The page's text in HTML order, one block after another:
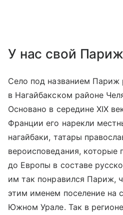
У нас свой Париж
Село под названием Париж
в Нагайбакском районе
Основано в середине XIX
Франции его нарекли
нагайбаки, татары
вероисповедания, которые
до Европы в составе
им так понравился Париж,
этим именем поселение на
Южном Урале. Так в